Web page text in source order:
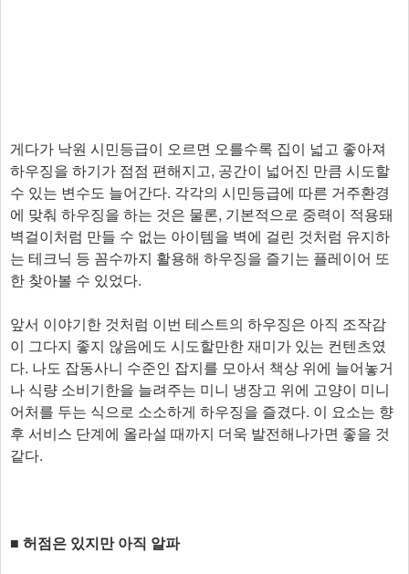
게다가 낙원 시민등급이 오르면 오를수록 집이 넓고 좋아져
하우징을 하기가 점점 편해지고, 공간이 넓어진 만큼 시도할
수 있는 변수도 늘어간다. 각각의 시민등급에 따른 거주환경
에 맞춰 하우징을 하는 것은 물론, 기본적으로 중력이 적용돼
벽걸이처럼 만들 수 없는 아이템을 벽에 걸린 것처럼 유지하
는 테크닉 등 꼼수까지 활용해 하우징을 즐기는 플레이어 또
한 찾아볼 수 있었다.
앞서 이야기한 것처럼 이번 테스트의 하우징은 아직 조작감
이 그다지 좋지 않음에도 시도할만한 재미가 있는 컨텐츠였
다. 나도 잡동사니 수준인 잡지를 모아서 책상 위에 늘어놓거
나 식량 소비기한을 늘려주는 미니 냉장고 위에 고양이 미니
어처를 두는 식으로 소소하게 하우징을 즐겼다. 이 요소는 향
후 서비스 단계에 올라설 때까지 더욱 발전해나가면 좋을 것
같다.
■ 허점은 있지만 아직 알파